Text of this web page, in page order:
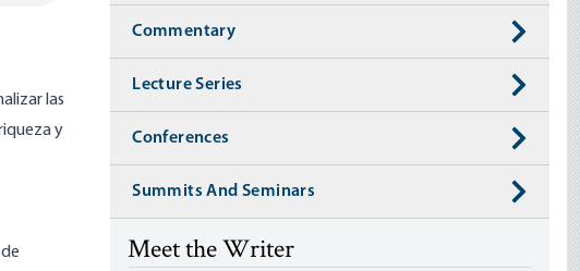
las
y
Commentary
Lecture Series
Conferences
Summits And Seminars
Meet the Writer